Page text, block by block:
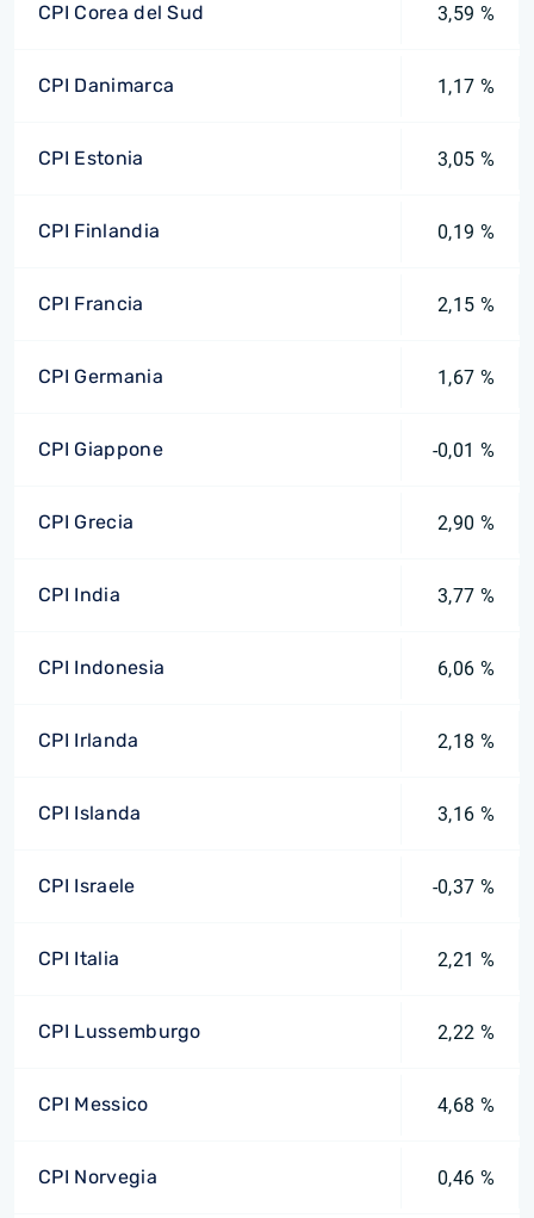
CPI Corea del Sud 3,59 %
CPI Danimarca 1,17 %
CPI Estonia 3,05 %
CPI Finlandia 0,19 %
CPI Francia 2,15 %
CPI Germania 1,67 %
CPI Giappone -0,01 %
CPI Grecia 2,90 %
CPI India 3,77 %
CPI Indonesia 6,06 %
CPI Irlanda 2,18 %
CPI Islanda 3,16 %
CPI Israele -0,37 %
CPI Italia 2,21 %
CPI Lussemburgo 2,22 %
CPI Messico 4,68 %
CPI Norvegia 0,46 %